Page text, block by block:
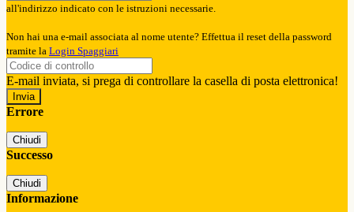
all'indirizzo indicato con le istruzioni necessarie.
Non hai una e-mail associata al nome utente? Effettua il reset della password
tramite la Login Spaggiari
E-mail inviata, si prega di controllare la casella di posta elettronica!
Errore
Chiudi
Successo
Chiudi
Informazione